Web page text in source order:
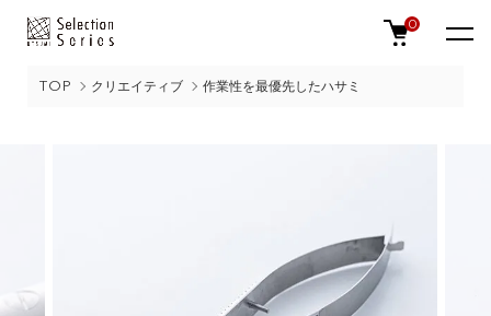
0
TOP クリエイティブ 作業性を最優先したハサミ